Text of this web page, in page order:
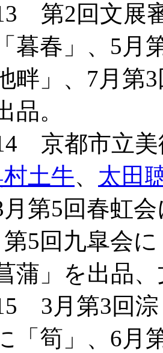
第2回文展
暮春」、5月
畔」、7月第
品。
京都市立美
土牛、 太田
月第5回春虹
5回九皐会
蒲」を出品
3月第3回淙
「筍」、6月